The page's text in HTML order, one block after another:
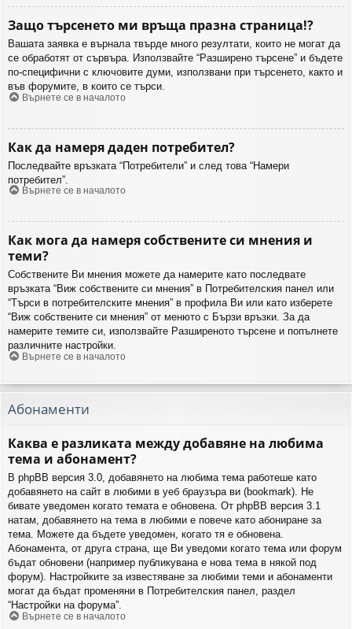
Защо търсенето ми връща празна страница!?
Вашата заявка е върнала твърде много резултати, които не могат да
се обработят от сървъра. Използвайте “Разширено търсене” и бъдете
по-специфични с ключовите думи, използвани при търсенето, както и
във форумите, в които се търси.
Върнете се в началото
Как да намеря даден потребител?
Последвайте връзката “Потребители” и след това “Намери
потребител”.
Върнете се в началото
Как мога да намеря собствените си мнения и
теми?
Собствените Ви мнения можете да намерите като последвате
връзката “Виж собствените си мнения” в Потребителския панел или
“Търси в потребителските мнения” в профила Ви или като изберете
“Виж собствените си мнения” от менюто с Бързи връзки. За да
намерите темите си, използвайте Разширеното търсене и попълнете
различните настройки.
Върнете се в началото
Абонаменти
Каква е разликата между добавяне на любима
тема и абонамент?
В phpBB версия 3.0, добавянето на любима тема работеше като
добавянето на сайт в любими в уеб браузъра ви (bookmark). Не
бивате уведомен когато темата е обновена. От phpBB версия 3.1
натам, добавянето на тема в любими е повече като абониране за
тема. Можете да бъдете уведомен, когато тя е обновена.
Абонамента, от друга страна, ще Ви уведоми когато тема или форум
бъдат обновени (например публикувана е нова тема в някой под
форум). Настройките за известяване за любими теми и абонаменти
могат да бъдат променяни в Потребителския панел, раздел
“Настройки на форума”.
Върнете се в началото